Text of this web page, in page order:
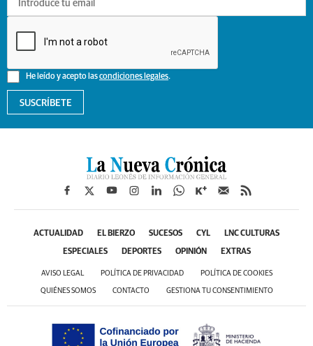
He leído y acepto lascondiciones legales.
SUSCRÍBETE
ACTUALIDAD EL BIERZO SUCESOS CYL LNC CULTURAS
ESPECIALES DEPORTES OPINIÓN EXTRAS
AVISO LEGAL POLÍTICA DE PRIVACIDAD POLÍTICA DE COOKIES
QUIÉNES SOMOS CONTACTO GESTIONA TU CONSENTIMIENTO